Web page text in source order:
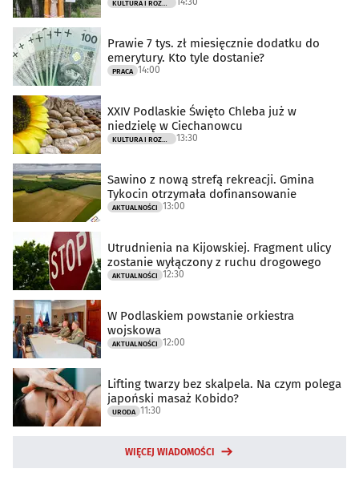
KULTURA I ROZRYWKA
Prawie 7 tys. zł miesięcznie dodatku do
emerytury. Kto tyle dostanie?
PRACA 14:00
XXIV Podlaskie Święto Chleba już w
niedzielę w Ciechanowcu
KULTURA I ROZRYWKA 13:30
Sawino z nową strefą rekreacji. Gmina
Tykocin otrzymała dofinansowanie
AKTUALNOŚCI 13:00
Utrudnienia na Kijowskiej. Fragment ulicy
zostanie wyłączony z ruchu drogowego
AKTUALNOŚCI 12:30
W Podlaskiem powstanie orkiestra
wojskowa
AKTUALNOŚCI 12:00
Lifting twarzy bez skalpela. Na czym polega
japoński masaż Kobido?
URODA 11:30
WIĘCEJ WIADOMOŚCI